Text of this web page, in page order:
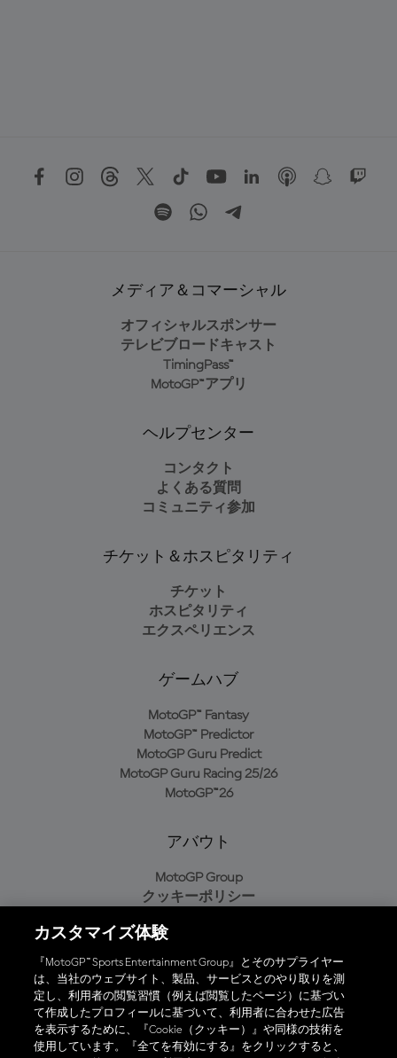
メディア＆コマーシャル
オフィシャルスポンサー
テレビブロードキャスト
TimingPass™
MotoGP™アプリ
ヘルプセンター
コンタクト
よくある質問
コミュニティ参加
チケット＆ホスピタリティ
チケット
ホスピタリティ
エクスペリエンス
ゲームハブ
MotoGP™ Fantasy
MotoGP™ Predictor
MotoGP Guru Predict
MotoGP Guru Racing 25/26
MotoGP™26
アバウト
MotoGP Group
クッキーポリシー
プライバシーポリシー
購入ポリシー
オフィシャルアプリ
カスタマイズ体験
『MotoGP™ Sports Entertainment Group』とそのサプライヤー
は、当社のウェブサイト、製品、サービスとのやり取りを測
定し、利用者の閲覧習慣（例えば閲覧したページ）に基づい
て作成したプロフィールに基づいて、利用者に合わせた広告
を表示するために、『Cookie（クッキー）』や同様の技術を
使用しています。『全てを有効にする』をクリックすると、